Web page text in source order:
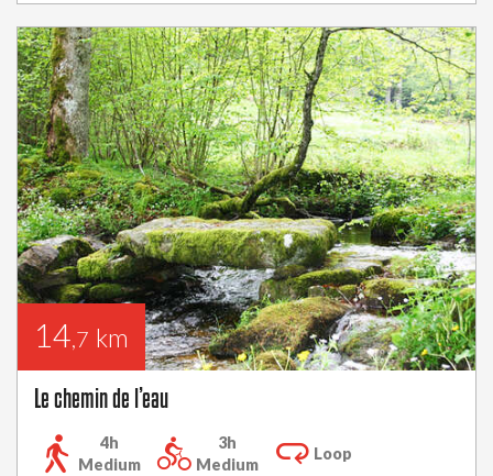
14,7 km
Le chemin de l’eau
4h
Medium
3h
Medium
Loop